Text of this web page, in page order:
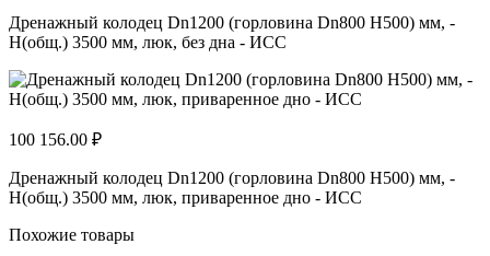
Дренажный колодец Dn1200 (горловина Dn800 H500) мм, -
H(общ.) 3500 мм, люк, без дна - ИСС
100 156.00 ₽
Дренажный колодец Dn1200 (горловина Dn800 H500) мм, -
H(общ.) 3500 мм, люк, приваренное дно - ИСС
Похожие товары